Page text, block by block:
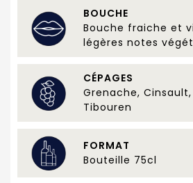
BOUCHE
Bouche fraiche et
légères notes
CÉPAGES
Grenache, Cinsault,
Tibouren
FORMAT
Bouteille 75cl